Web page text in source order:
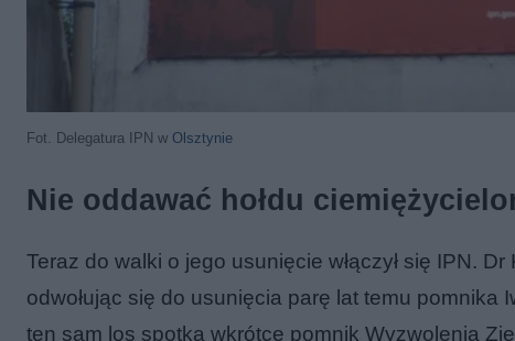
Fot. Delegatura IPN w Olsztynie
Nie oddawać hołdu
Teraz do walki o jego usunięcie włączył się IPN.
odwołując się do usunięcia parę lat temu
ten sam los spotka wkrótce pomnik Wyzwolenia